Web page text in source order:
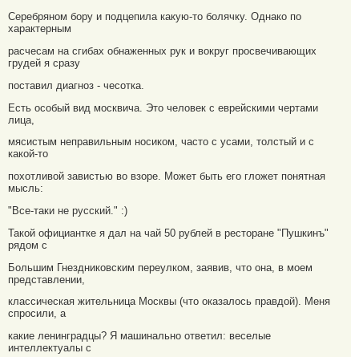
Серебряном бору и подцепила какую-то болячку. Однако по
характерным
расчесам на сгибах обнаженных рук и вокруг просвечивающих
грудей я сразу
поставил диагноз - чесотка.
Есть особый вид москвича. Это человек с еврейскими чертами
лица,
мясистым неправильным носиком, часто с усами, толстый и с
какой-то
похотливой завистью во взоре. Может быть его гложет понятная
мысль:
"Все-таки не русский." :)
Такой официантке я дал на чай 50 рублей в ресторане "Пушкинъ"
рядом с
Большим Гнездниковским переулком, заявив, что она, в моем
представлении,
классическая жительница Москвы (что оказалось правдой). Меня
спросили, а
какие ленинградцы? Я машинально ответил: веселые
интеллектуалы с